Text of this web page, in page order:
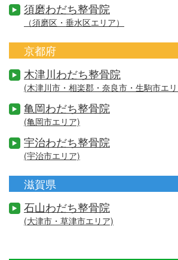
須磨わだち整骨院
（須磨区・垂水区エリア）
京都府
木津川わだち整骨院
(木津川市・相楽郡・奈良市・生駒市エ
亀岡わだち整骨院
(亀岡市エリア)
宇治わだち整骨院
(宇治市エリア)
滋賀県
石山わだち整骨院
(大津市・草津市エリア)